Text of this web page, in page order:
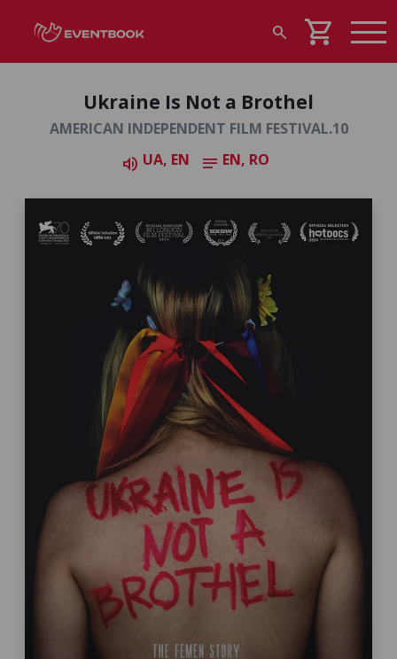
search shopping_cart
Ukraine Is Not a Brothel
AMERICAN INDEPENDENT FILM FESTIVAL.10
volume_up UA, EN notes EN, RO